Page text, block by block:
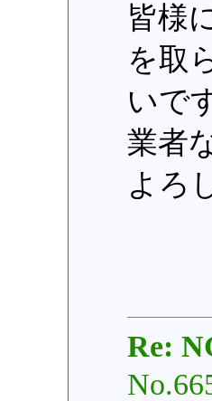
皆様
を取
いで
業者
よろ
Re: